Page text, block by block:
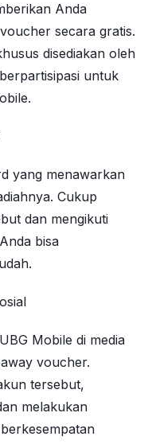
Anda
secara gratis.
disediakan oleh
untuk
yang menawarkan
Cukup
dan mengikuti
bisa
Mobile di media
voucher.
tersebut,
melakukan